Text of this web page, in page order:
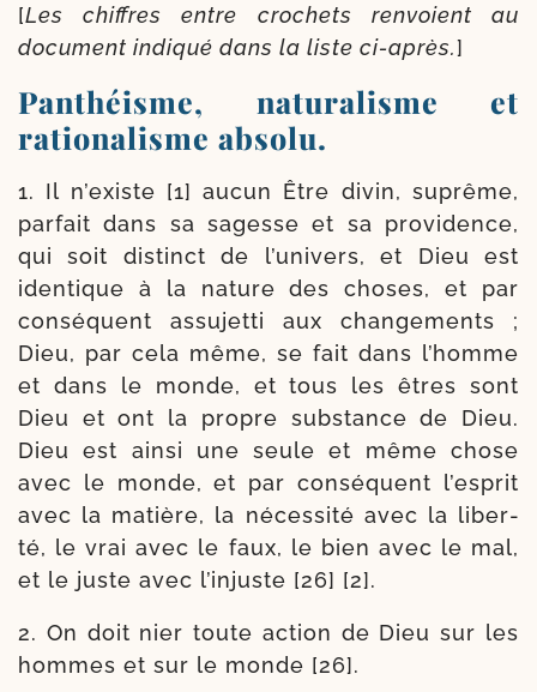
[Les chiffres entre cro­chets ren­voient au
docu­ment indi­qué dans la liste ci-​après.]
Panthéisme, naturalisme et
rationalisme absolu.
1. Il n’existe [1] aucun Être divin, suprême,
par­fait dans sa sagesse et sa pro­vi­dence,
qui soit dis­tinct de l’u­ni­vers, et Dieu est
iden­tique à la nature des choses, et par
consé­quent assu­jet­ti aux chan­ge­ments ;
Dieu, par cela même, se fait dans l’homme
et dans le monde, et tous les êtres sont
Dieu et ont la propre sub­stance de Dieu.
Dieu est ain­si une seule et même chose
avec le monde, et par consé­quent l’es­prit
avec la matière, la néces­si­té avec la liber­
té, le vrai avec le faux, le bien avec le mal,
et le juste avec l’in­juste [26] [2].
2. On doit nier toute action de Dieu sur les
hommes et sur le monde [26].